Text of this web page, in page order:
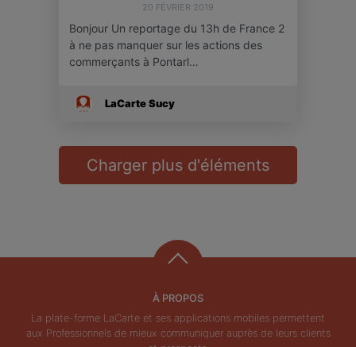
20 FÉVRIER 2019
Bonjour Un reportage du 13h de France 2
à ne pas manquer sur les actions des
commerçants à Pontarl…
LaCarte Sucy
Charger plus d'éléments
À PROPOS
La plate-forme LaCarte et ses applications mobiles permettent
aux Professionnels de mieux communiquer auprès de leurs clients